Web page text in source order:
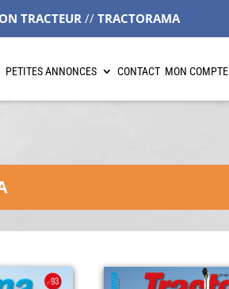
TRACTEUR// TRACTORAMA
PETITES ANNONCES CONTACT MON COMPTE